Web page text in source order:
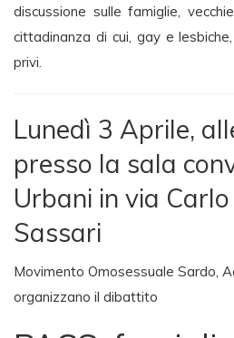
discussione sulle famiglie,
cittadinanza di cui, gay e
privi.
Lunedì 3 Aprile,
presso la sala
Urbani in via Carlo
Sassari
Movimento Omosessuale Sardo,
organizzano il dibattito